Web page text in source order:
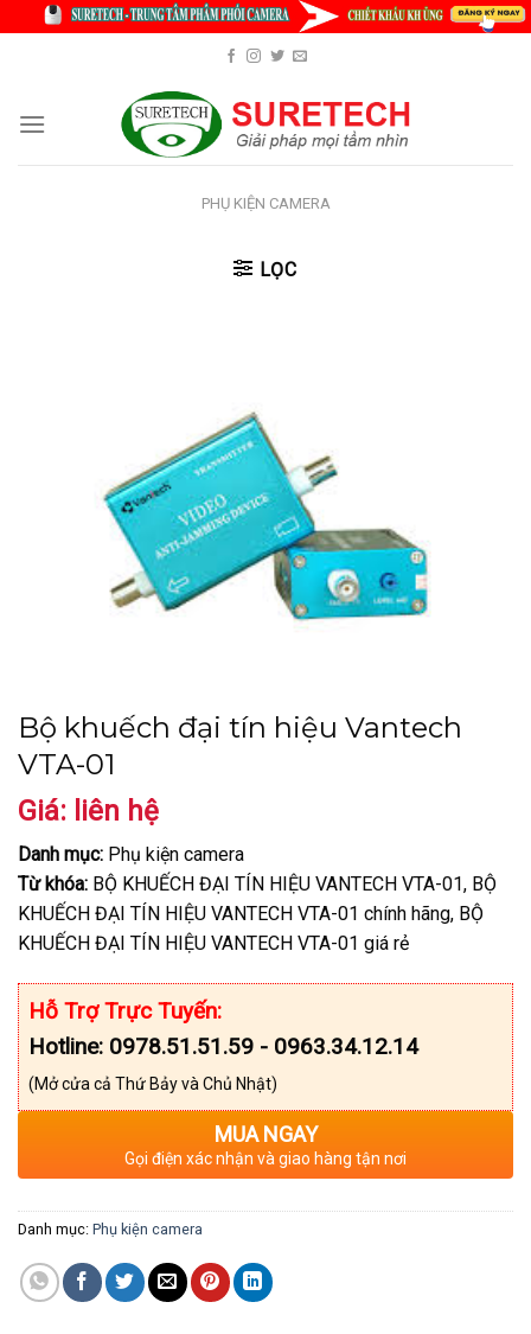
PHỤ KIỆN CAMERA
LỌC
Bộ khuếch đại tín hiệu Vantech
VTA-01
Giá: liên hệ
Danh mục: Phụ kiện camera
Từ khóa: BỘ KHUẾCH ĐẠI TÍN HIỆU VANTECH VTA-01, BỘ
KHUẾCH ĐẠI TÍN HIỆU VANTECH VTA-01 chính hãng, BỘ
KHUẾCH ĐẠI TÍN HIỆU VANTECH VTA-01 giá rẻ
Hỗ Trợ Trực Tuyến:
Hotline: 0978.51.51.59 - 0963.34.12.14
(Mở cửa cả Thứ Bảy và Chủ Nhật)
MUA NGAY
Gọi điện xác nhận và giao hàng tận nơi
Danh mục: Phụ kiện camera